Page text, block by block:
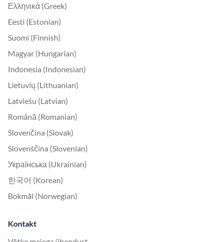
Ελληνικά (Greek)
Eesti (Estonian)
Suomi (Finnish)
Magyar (Hungarian)
Indonesia (Indonesian)
Lietuvių (Lithuanian)
Latviešu (Latvian)
Română (Romanian)
Slovenčina (Slovak)
Slovenščina (Slovenian)
Українська (Ukrainian)
한국어 (Korean)
Bokmål (Norwegian)
Kontakt